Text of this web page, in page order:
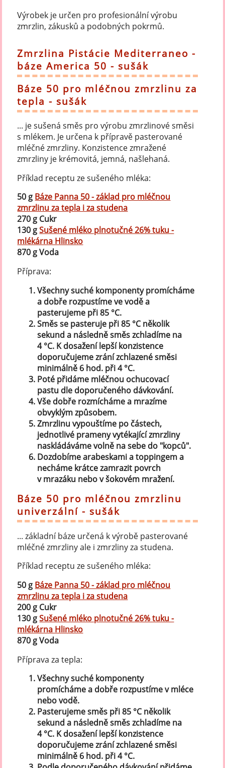
Výrobek je určen pro profesionální výrobu
zmrzlin, zákusků a podobných pokrmů.
Zmrzlina Pistácie Mediterraneo -
báze America 50 - sušák
Báze 50 pro mléčnou zmrzlinu za
tepla - sušák
... je sušená směs pro výrobu zmrzlinové směsi
s mlékem. Je určena k přípravě pasterované
mléčné zmrzliny. Konzistence zmražené
zmrzliny je krémovitá, jemná, našlehaná.
Příklad receptu ze sušeného mléka:
50 g Báze Panna 50 - základ pro mléčnou
zmrzlinu za tepla i za studena
270 g Cukr
130 gSušené mléko plnotučné 26% tuku -
mlékárna Hlinsko
870 g Voda
Příprava:
Všechny suché komponenty promícháme
a dobře rozpustíme ve vodě a
pasterujeme při 85 °C.
Směs se pasteruje při 85 °C několik
sekund a následně směs zchladíme na
4 °C. K dosažení lepší konzistence
doporučujeme zrání zchlazené směsi
minimálně 6 hod. při 4 °C.
Poté přidáme mléčnou ochucovací
pastu dle doporučeného dávkování.
Vše dobře rozmícháme a mrazíme
obvyklým způsobem.
Zmrzlinu vypouštíme po částech,
jednotlivé prameny vytékající zmrzliny
naskládáváme volně na sebe do "kopců".
Dozdobíme arabeskami a toppingem a
necháme krátce zamrazit povrch
v mrazáku nebo v šokovém mražení.
Báze 50 pro mléčnou zmrzlinu
univerzální - sušák
... základní báze určená k výrobě pasterované
mléčné zmrzliny ale i zmrzliny za studena.
Příklad receptu ze sušeného mléka:
50 g Báze Panna 50 - základ pro mléčnou
zmrzlinu za tepla i za studena
200 g Cukr
130 gSušené mléko plnotučné 26% tuku -
mlékárna Hlinsko
870 g Voda
Příprava za tepla:
Všechny suché komponenty
promícháme a dobře rozpustíme v mléce
nebo vodě.
Pasterujeme směs při 85 °C několik
sekund a následně směs zchladíme na
4 °C. K dosažení lepší konzistence
doporučujeme zrání zchlazené směsi
minimálně 6 hod. při 4 °C.